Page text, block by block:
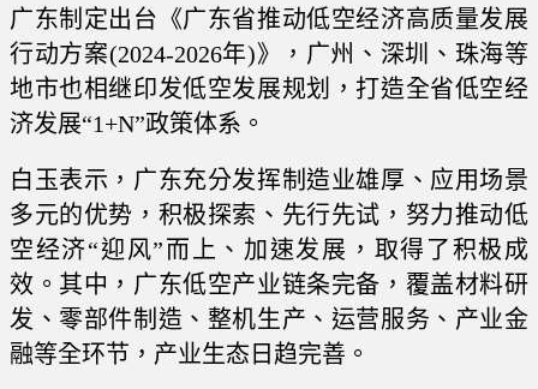
广东制定出台《广东省推动低空经济高质量发展
行动方案(2024-2026年)》，广州、深圳、珠海等
地市也相继印发低空发展规划，打造全省低空经
济发展“1+N”政策体系。
白玉表示，广东充分发挥制造业雄厚、应用场景
多元的优势，积极探索、先行先试，努力推动低
空经济“迎风”而上、加速发展，取得了积极成
效。其中，广东低空产业链条完备，覆盖材料研
发、零部件制造、整机生产、运营服务、产业金
融等全环节，产业生态日趋完善。